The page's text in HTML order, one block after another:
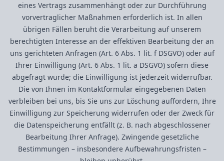
eines Vertrags zusammenhängt oder zur Durchführung
vorvertraglicher Maßnahmen erforderlich ist. In allen
übrigen Fällen beruht die Verarbeitung auf unserem
berechtigten Interesse an der effektiven Bearbeitung der an
uns gerichteten Anfragen (Art. 6 Abs. 1 lit. f DSGVO) oder auf
Ihrer Einwilligung (Art. 6 Abs. 1 lit. a DSGVO) sofern diese
abgefragt wurde; die Einwilligung ist jederzeit widerrufbar.
Die von Ihnen im Kontaktformular eingegebenen Daten
verbleiben bei uns, bis Sie uns zur Löschung auffordern, Ihre
Einwilligung zur Speicherung widerrufen oder der Zweck für
die Datenspeicherung entfällt (z. B. nach abgeschlossener
Bearbeitung Ihrer Anfrage). Zwingende gesetzliche
Bestimmungen – insbesondere Aufbewahrungsfristen –